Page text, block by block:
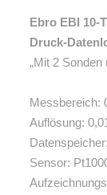
Ebro EBI 10-
Druck-
„Mit 2
Messbereich:
Auflösung:
Sensor: